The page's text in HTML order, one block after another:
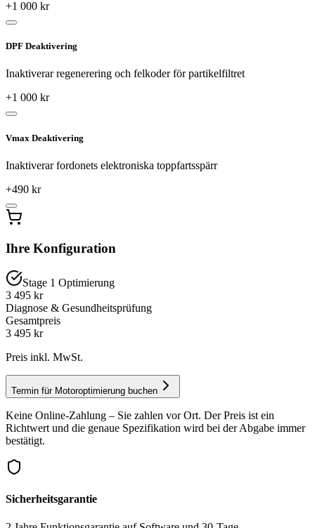
+1 000 kr
DPF Deaktivering
Inaktiverar regenerering och felkoder för partikelfiltret
+1 000 kr
Vmax Deaktivering
Inaktiverar fordonets elektroniska toppfartsspärr
+490 kr
Ihre Konfiguration
Stage 1 Optimierung
3 495 kr
Diagnose & Gesundheitsprüfung
Gesamtpreis
3 495 kr
Preis inkl. MwSt.
Termin für Motoroptimierung buchen
Keine Online-Zahlung – Sie zahlen vor Ort. Der Preis ist ein
Richtwert und die genaue Spezifikation wird bei der Abgabe immer
bestätigt.
Sicherheitsgarantie